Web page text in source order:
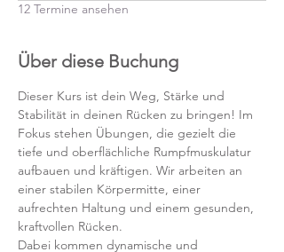
12 Termine ansehen
Über diese Buchung
Dieser Kurs ist dein Weg, Stärke und
Stabilität in deinen Rücken zu bringen! Im
Fokus stehen Übungen, die gezielt die
tiefe und oberflächliche Rumpfmuskulatur
aufbauen und kräftigen. Wir arbeiten an
einer stabilen Körpermitte, einer
aufrechten Haltung und einem gesunden,
kraftvollen Rücken.
Dabei kommen dynamische und